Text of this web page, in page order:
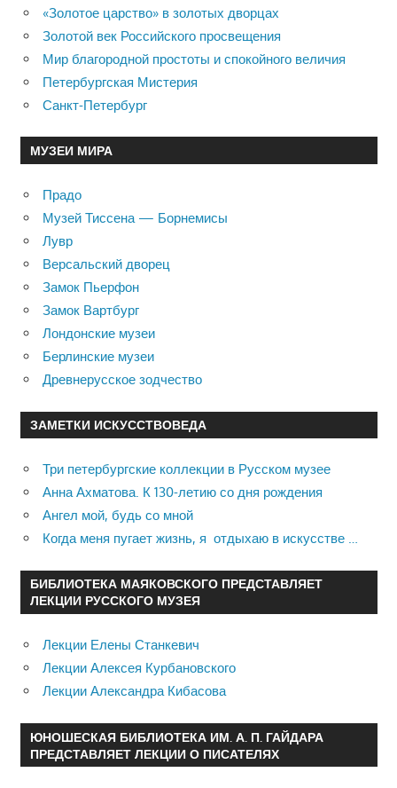
«Золотое царство» в золотых дворцах
Золотой век Российского просвещения
Мир благородной простоты и спокойного величия
Петербургская Мистерия
Санкт-Петербург
МУЗЕИ МИРА
Прадо
Музей Тиссена — Борнемисы
Лувр
Версальский дворец
Замок Пьерфон
Замок Вартбург
Лондонские музеи
Берлинские музеи
Древнерусское зодчество
ЗАМЕТКИ ИСКУССТВОВЕДА
Три петербургские коллекции в Русском музее
Анна Ахматова. К 130-летию со дня рождения
Ангел мой, будь со мной
Когда меня пугает жизнь, я отдыхаю в искусстве …
БИБЛИОТЕКА МАЯКОВСКОГО ПРЕДСТАВЛЯЕТ
ЛЕКЦИИ РУССКОГО МУЗЕЯ
Лекции Елены Станкевич
Лекции Алексея Курбановского
Лекции Александра Кибасова
ЮНОШЕСКАЯ БИБЛИОТЕКА ИМ. А. П. ГАЙДАРА
ПРЕДСТАВЛЯЕТ ЛЕКЦИИ О ПИСАТЕЛЯХ